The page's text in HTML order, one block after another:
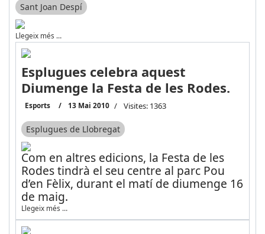
Sant Joan Despí
Llegeix més …
Esplugues celebra aquest
Diumenge la Festa de les Rodes.
Esports 13 Mai 2010 Visites: 1363
Esplugues de Llobregat
Com en altres edicions, la Festa de les
Rodes tindrà el seu centre al parc Pou
d’en Fèlix, durant el matí de diumenge 16
de maig.
Llegeix més …